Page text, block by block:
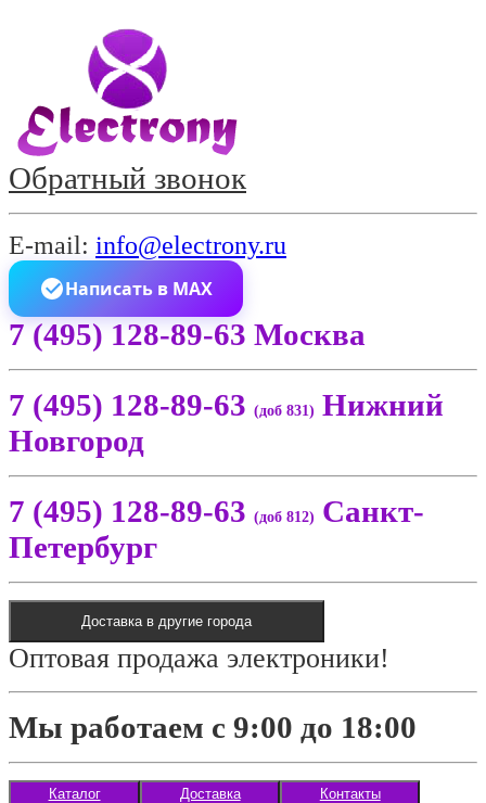
Обратный звонок
E-mail: info@electrony.ru
Написать в MAX
7 (495) 128-89-63 Москва
7 (495) 128-89-63 (доб 831) Нижний
Новгород
7 (495) 128-89-63 (доб 812) Санкт-
Петербург
Доставка в другие города
Оптовая продажа электроники!
Мы работаем с 9:00 до 18:00
Каталог Доставка Контакты